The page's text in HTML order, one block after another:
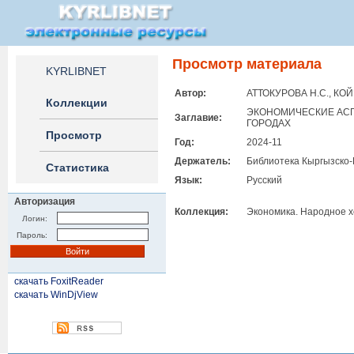
KYRLIBNET
Коллекции
Просмотр
Статистика
Авторизация
Логин:
Пароль:
скачать FoxitReader
скачать WinDjView
Просмотр материала
Автор: АТТОКУРОВА Н.С.,
Заглавие:
ЭКОНОМИЧЕСКИЕ
ГОРОДАХ
Год:
2024-11
Держатель:
Библиотека
Язык:
Русский
Коллекция: Экономика. Народное